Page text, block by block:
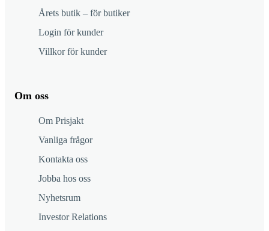
Årets butik – för butiker
Login för kunder
Villkor för kunder
Om oss
Om Prisjakt
Vanliga frågor
Kontakta oss
Jobba hos oss
Nyhetsrum
Investor Relations